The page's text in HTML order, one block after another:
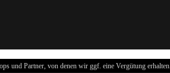
und Partner, von denen wir ggf. eine Vergütung erhalten.